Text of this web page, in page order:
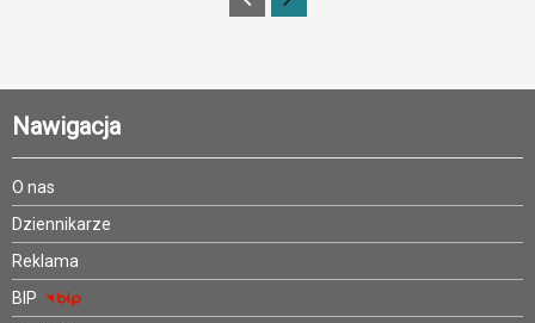
Nawigacja
O nas
Dziennikarze
Reklama
BIP